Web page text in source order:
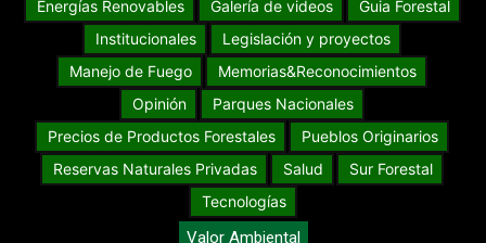
Energías Renovables
Galería de videos
Guia Forestal
Institucionales
Legislación y proyectos
Manejo de Fuego
Memorias&Reconocimientos
Opinión
Parques Nacionales
Precios de Productos Forestales
Pueblos Originarios
Reservas Naturales Privadas
Salud
Sur Forestal
Tecnologías
Valor Ambiental